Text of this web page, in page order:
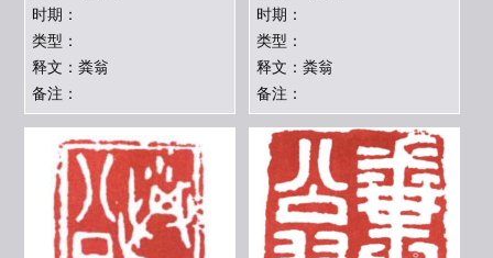
时期：
类型：
释文：粪翁
备注：
时期：
类型：
释文：粪翁
备注：